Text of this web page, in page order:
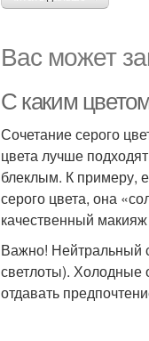
Вас может
С каким
Сочетание серого
цвета лучше
блеклым. К примеру,
серого цвета, она
качественный
Важно! Нейтральный
светлоты). Холодные
отдавать